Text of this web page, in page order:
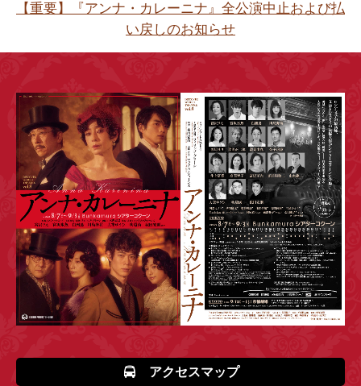
【重要】『アンナ・カレーニナ』全公演中止および払
い戻しのお知らせ
アクセスマップ